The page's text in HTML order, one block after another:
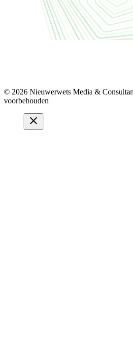
© 2026 Nieuwerwets Media &
voorbehouden